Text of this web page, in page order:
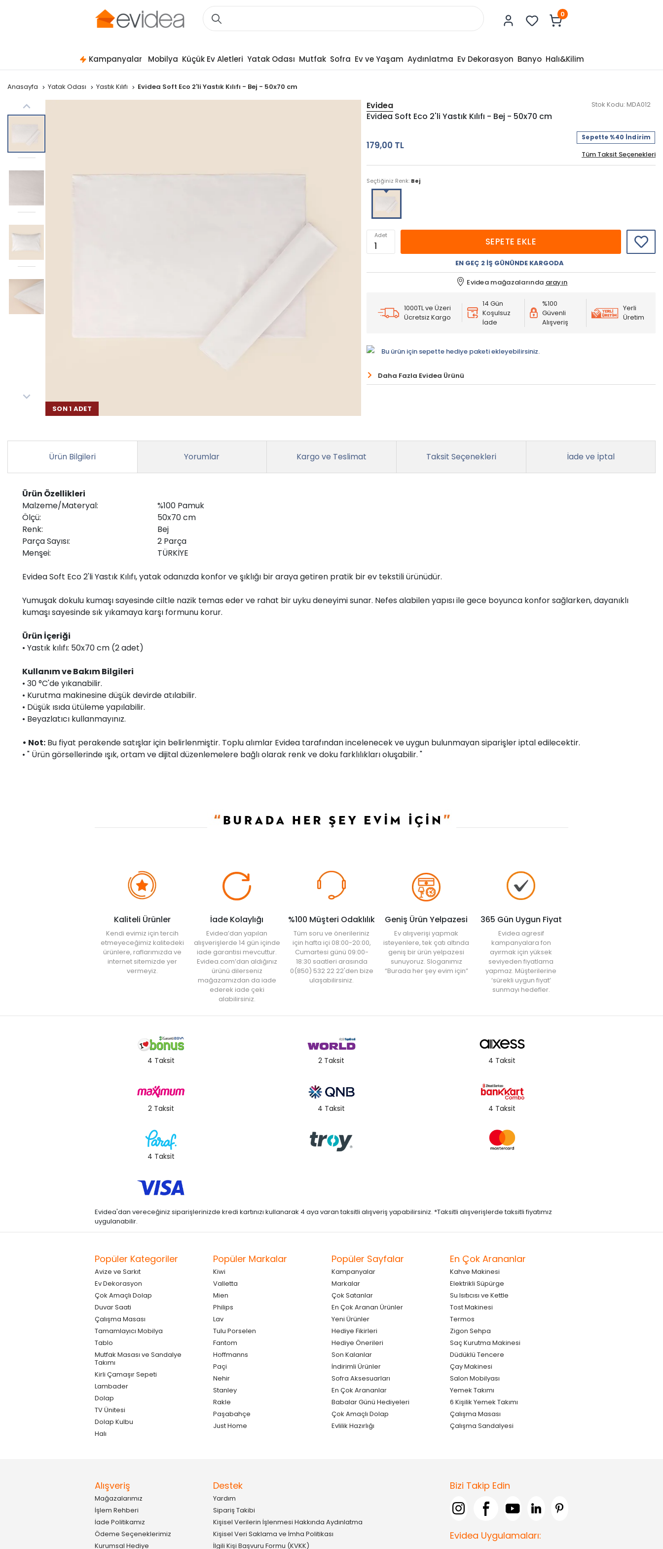
0
Kampanyalar Mobilya Küçük Ev Aletleri Yatak Odası Mutfak Sofra Ev ve Yaşam Aydınlatma Ev Dekorasyon Banyo Halı&Kilim
Anasayfa Yatak Odası Yastık Kılıfı Evidea Soft Eco 2'li Yastık Kılıfı - Bej - 50x70 cm
SON 1 ADET
Evidea Stok Kodu: MDA012
Evidea Soft Eco 2'li Yastık Kılıfı - Bej - 50x70 cm
179,00 TL
Sepette %40 İndirim
Tüm Taksit Seçenekleri
Seçtiğiniz Renk: Bej
Adet
SEPETE EKLE
EN GEÇ 2 İŞ GÜNÜNDE KARGODA
Evidea mağazalarında arayın
1000TL ve Üzeri
Ücretsiz Kargo
14 Gün
Koşulsuz
İade
%100
Güvenli
Alışveriş
Yerli
Üretim
Bu ürün için sepette hediye paketi ekleyebilirsiniz.
Daha Fazla Evidea Ürünü
Ürün Bilgileri Yorumlar Kargo ve Teslimat Taksit Seçenekleri İade ve İptal
Ürün Özellikleri
Malzeme/Materyal:
%100 Pamuk
Ölçü:
50x70 cm
Renk:
Bej
Parça Sayısı:
2 Parça
Menşei:
TÜRKİYE
Evidea Soft Eco 2'li Yastık Kılıfı, yatak odanızda konfor ve şıklığı bir araya getiren pratik bir ev tekstili ürünüdür.
Yumuşak dokulu kumaşı sayesinde ciltle nazik temas eder ve rahat bir uyku deneyimi sunar. Nefes alabilen yapısı ile gece boyunca konfor sağlarken, dayanıklı
kumaşı sayesinde sık yıkamaya karşı formunu korur.
Ürün İçeriği
• Yastık kılıfı: 50x70 cm (2 adet)
Kullanım ve Bakım Bilgileri
• 30 °C'de yıkanabilir.
• Kurutma makinesine düşük devirde atılabilir.
• Düşük ısıda ütüleme yapılabilir.
• Beyazlatıcı kullanmayınız.
• Not: Bu fiyat perakende satışlar için belirlenmiştir. Toplu alımlar Evidea tarafından incelenecek ve uygun bulunmayan siparişler iptal edilecektir.
• " Ürün görsellerinde ışık, ortam ve dijital düzenlemelere bağlı olarak renk ve doku farklılıkları oluşabilir. "
Kaliteli Ürünler
Kendi evimiz için tercih
etmeyeceğimiz kalitedeki
ürünlere, raflarımızda ve
internet sitemizde yer
vermeyiz.
İade Kolaylığı
Evidea’dan yapılan
alışverişlerde 14 gün içinde
iade garantisi mevcuttur.
Evidea.com’dan aldığınız
ürünü dilerseniz
mağazamızdan da iade
ederek iade çeki
alabilirsiniz.
%100 Müşteri Odaklılık
Tüm soru ve önerileriniz
için hafta içi 08:00-20:00,
Cumartesi günü 09:00-
18:30 saatleri arasında
0(850) 532 22 22'den bize
ulaşabilirsiniz.
Geniş Ürün Yelpazesi
Ev alışverişi yapmak
isteyenlere, tek çatı altında
geniş bir ürün yelpazesi
sunuyoruz. Sloganımız
“Burada her şey evim için”
365 Gün Uygun Fiyat
Evidea agresif
kampanyalara fon
ayırmak için yüksek
seviyeden fiyatlama
yapmaz. Müşterilerine
‘sürekli uygun fiyat’
sunmayı hedefler.
4 Taksit 2 Taksit 4 Taksit
2 Taksit 4 Taksit 4 Taksit
4 Taksit
Evidea'dan vereceğiniz siparişlerinizde kredi kartınızı kullanarak 4 aya varan taksitli alışveriş yapabilirsiniz. *Taksitli alışverişlerde taksitli fiyatımız
uygulanabilir.
Popüler Kategoriler
Avize ve Sarkıt
Ev Dekorasyon
Çok Amaçlı Dolap
Duvar Saati
Çalışma Masası
Tamamlayıcı Mobilya
Tablo
Mutfak Masası ve Sandalye
Takımı
Kirli Çamaşır Sepeti
Lambader
Dolap
TV Ünitesi
Dolap Kulbu
Halı
Popüler Markalar
Kiwi
Valletta
Mien
Philips
Lav
Tulu Porselen
Fantom
Hoffmanns
Paçi
Nehir
Stanley
Rakle
Paşabahçe
Just Home
Popüler Sayfalar
Kampanyalar
Markalar
Çok Satanlar
En Çok Aranan Ürünler
Yeni Ürünler
Hediye Fikirleri
Hediye Önerileri
Son Kalanlar
İndirimli Ürünler
Sofra Aksesuarları
En Çok Arananlar
Babalar Günü Hediyeleri
Çok Amaçlı Dolap
Evlilik Hazırlığı
En Çok Arananlar
Kahve Makinesi
Elektrikli Süpürge
Su Isıtıcısı ve Kettle
Tost Makinesi
Termos
Zigon Sehpa
Saç Kurutma Makinesi
Düdüklü Tencere
Çay Makinesi
Salon Mobilyası
Yemek Takımı
6 Kişilik Yemek Takımı
Çalışma Masası
Çalışma Sandalyesi
Alışveriş
Mağazalarımız
İşlem Rehberi
İade Politikamız
Ödeme Seçeneklerimiz
Kurumsal Hediye
Destek
Yardım
Sipariş Takibi
Kişisel Verilerin İşlenmesi Hakkında Aydınlatma
Kişisel Veri Saklama ve İmha Politikası
İlgili Kişi Başvuru Formu (KVKK)
Bizi Takip Edin
Evidea Uygulamaları: